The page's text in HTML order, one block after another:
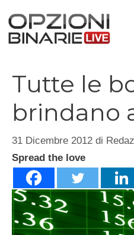
contenuto
Tutte le
brindano
31 Dicembre 2012 di
Spread the love